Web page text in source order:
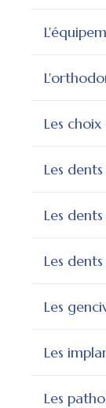
Les
Les
Les
Les
Les
Les
Les